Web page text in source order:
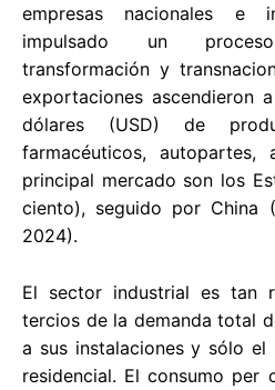
empresas nacionales e
impulsado un
transformación y
exportaciones ascendieron
dólares (USD) de
farmacéuticos, autopartes,
principal mercado son los
ciento), seguido por China
2024).
El sector industrial es tan
tercios de la demanda total
a sus instalaciones y sólo
residencial. El consumo per